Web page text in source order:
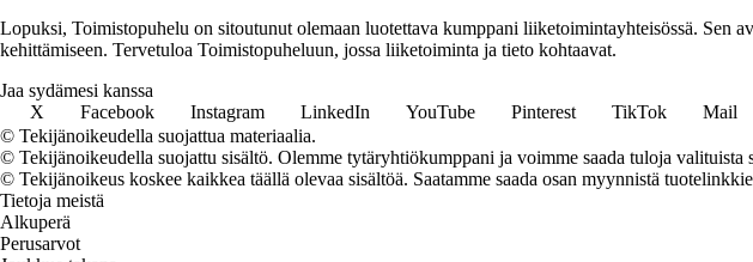
Lopuksi, Toimistopuhelu on sitoutunut olemaan luotettava kumppani liiketoimintayhteisössä. Sen
kehittämiseen. Tervetuloa Toimistopuheluun, jossa liiketoiminta ja tieto kohtaavat.
Jaa sydämesi kanssa
X
Facebook Instagram LinkedIn YouTube Pinterest TikTok Mail
© Tekijänoikeudella suojattua materiaalia.
© Tekijänoikeudella suojattu sisältö. Olemme tytäryhtiökumppani ja voimme saada tuloja valituista
© Tekijänoikeus koskee kaikkea täällä olevaa sisältöä. Saatamme saada osan myynnistä
Tietoja meistä
Alkuperä
Perusarvot